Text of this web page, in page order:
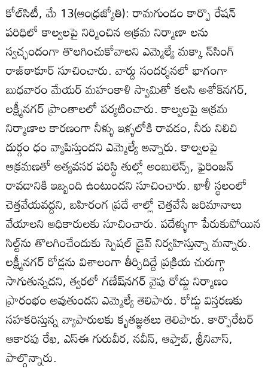
కోల్‌సిటీ, మే 13(ఆంధ్రజ్యోతి): రామగుండం కార్పొ రేషన్‌
పరిధిలో కాల్వలపై నిర్మించిన అక్రమ నిర్మాణా లను
స్వచ్ఛందంగా తొలగించుకోవాలని ఎమ్మెల్యే మక్కా న్‌సింగ్‌
రాజ్‌ఠాకూర్‌ సూచించారు. వార్దు సందర్శనలో భాగంగా
బుధవారం మేయర్‌ మహంకాళి స్వామితో కలసి అశోక్‌నగర్‌,
లక్ష్మీనగర్‌ ప్రాంతాలలో పర్యటించారు. కాల్వలపై అక్రమ
నిర్మాణాల కారణంగా నీళ్ళు ఇళ్ళలోకి రావడం, నీరు నిలిచి
దుర్గం ధం వ్యాపిస్తుందని ఎమ్మెల్యే అన్నారు. కాల్వలపై
ఆక్రమణతో అత్యవసర పరిస్థి తుల్లో అంబులెన్స్‌, ఫైరింజన్‌
రావడానికి ఇబ్బంది ఉంటుందని సూచించారు. ఖాళీ స్థలంలో
చెత్తవేయవద్దని, బహిరంగ ప్రదే శాల్లో చెత్తవేసే జరిమానాలు
వేయాలని అధికారులకు సూచించారు. పదేళ్ళుగా పేరుకుపోయిన
సిల్ట్‌ను తొలగించేందుకు స్పెషల్‌ డ్రైవ్‌ నిర్వహిస్తున్నా మన్నారు.
లక్ష్మీనగర్‌ రోడ్లను విశాలంగా తీర్చిదిద్దే ప్రక్రియ చురుగ్గా
సాగుతున్నదని, త్వరలో గణేష్‌నగర్‌ వైపు రోడ్డు నిర్మాణం
ప్రారంభం అవుతుందని ఎమ్మెల్యే తెలిపారు. రోడ్డు విస్తరణకు
సహకరిస్తున్న వ్యాపారులకు కృతజ్ఞతలు తెలిపారు. కార్పొరేటర్‌
ఆకారపు రేఖ, ఎస్‌ఈ గురువీర, నవీన్‌, ఆఫ్తాబ్‌, శ్రీనివాస్‌,
పాల్గొన్నారు.